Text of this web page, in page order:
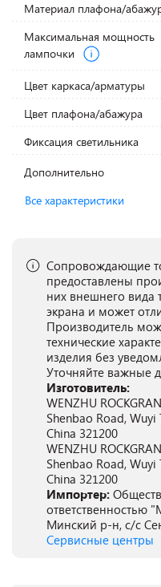
Материал плафона/
Максимальная мощность
лампочки
Цвет каркаса/арматуры
Цвет плафона/абажура
Фиксация светильника
Дополнительно
Все характеристики
Сопровождающие
предоставлены
них внешнего вида
экрана и может
Производитель
технические
изделия без
Уточняйте важные
Изготовитель:
WENZHU
Shenbao Road, Wuyi
China 321200
WENZHU
Shenbao Road, Wuyi
China 321200
Импортер:
ответственностью
Минский р-н, с/с
Сервисные центры